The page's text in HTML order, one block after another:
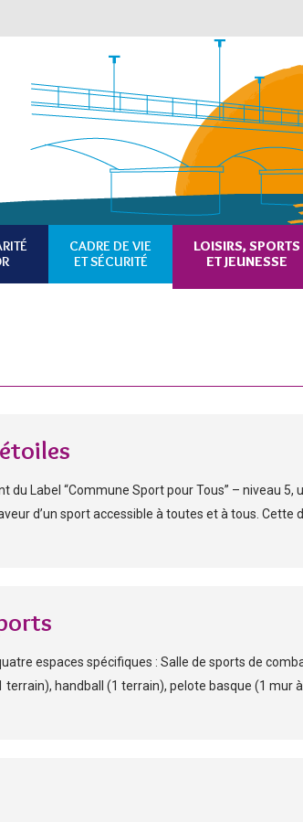
CADRE DE VIE
ET SÉCURITÉ
LOISIRS, SPORTS
ET JEUNESSE
Label “Commune Sport pour Tous” – niveau 5,
d’un sport accessible à toutes et à tous. Cette
espaces spécifiques : Salle de sports de
handball (1 terrain), pelote basque (1 mur à